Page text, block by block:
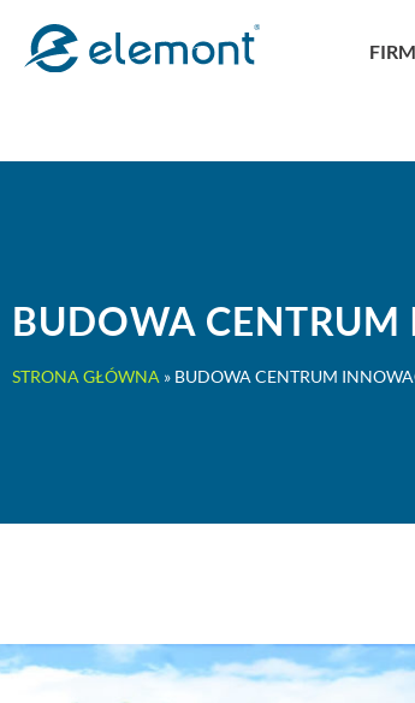
BUDOWA
STRONA GŁÓWNA » BUDOWA CENTRUM